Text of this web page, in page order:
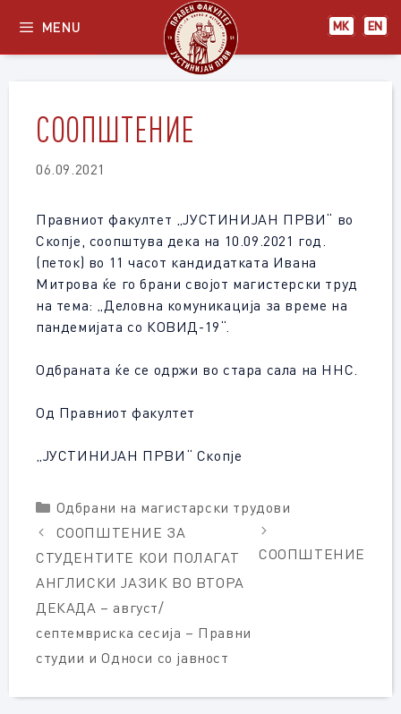
content
МК EN
MENU
СООПШТЕНИЕ
06.09.2021
Правниот факултет „ЈУСТИНИЈАН ПРВИ“ во
Скопје, соопштува дека на 10.09.2021 год.
(петок) во 11 часот кандидатката Ивана
Митрова ќе го брани својот магистерски труд
на тема: „Деловна комуникација за време на
пандемијата со КОВИД-19“.
Одбраната ќе се одржи во стара сала на ННС.
Од Правниот факултет
„ЈУСТИНИЈАН ПРВИ“ Скопје
Categories
Одбрани на магистарски трудови
СООПШТЕНИЕ ЗА
СТУДЕНТИТЕ КОИ ПОЛАГАТ
АНГЛИСКИ ЈАЗИК ВО ВТОРА
ДЕКАДА – август/
септемвриска сесија – Правни
студии и Односи со јавност
СООПШТЕНИЕ